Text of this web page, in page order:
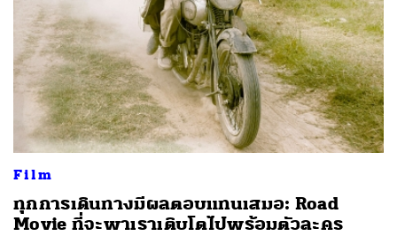
Film
ทุกการเดินทางมีผลตอบแทนเสมอ: Road
Movie ที่จะพาเราเติบโตไปพร้อมตัวละคร